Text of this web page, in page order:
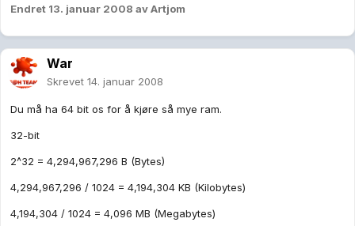
Endret 13. januar 2008 av Artjom
War
Skrevet 14. januar 2008
Du må ha 64 bit os for å kjøre så mye ram.
32-bit
2^32 = 4,294,967,296 B (Bytes)
4,294,967,296 / 1024 = 4,194,304 KB (Kilobytes)
4,194,304 / 1024 = 4,096 MB (Megabytes)